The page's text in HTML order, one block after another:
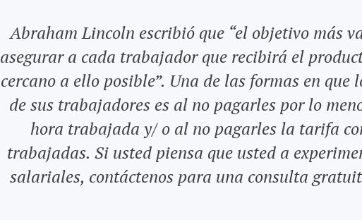
Abraham Lincoln escribió que “el objetivo más
asegurar a cada trabajador que recibirá el
cercano a ello posible”. Una de las formas en que
de sus trabajadores es al no pagarles por lo
hora trabajada y/ o al no pagarles la tarifa
trabajadas. Si usted piensa que usted a
salariales, contáctenos para una consulta